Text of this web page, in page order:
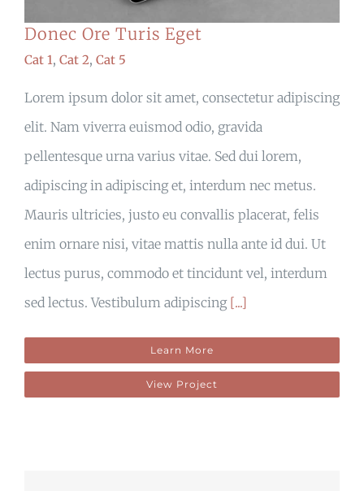
Donec Ore Turis Eget
Cat 1, Cat 2, Cat 5
Lorem ipsum dolor sit amet, consectetur adipiscing
elit. Nam viverra euismod odio, gravida
pellentesque urna varius vitae. Sed dui lorem,
adipiscing in adipiscing et, interdum nec metus.
Mauris ultricies, justo eu convallis placerat, felis
enim ornare nisi, vitae mattis nulla ante id dui. Ut
lectus purus, commodo et tincidunt vel, interdum
sed lectus. Vestibulum adipiscing [...]
Learn More
View Project